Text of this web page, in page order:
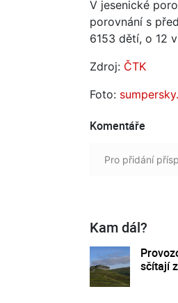
V jesenické
porovnání s
6153 dětí, o 12
Zdroj: ČTK
Foto:
Komentáře
Pro přidání
Kam dál?
sčítají